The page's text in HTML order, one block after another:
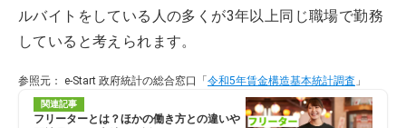
ルバイトをしている人の多くが3年以上同じ職場で勤務
していると考えられます。
参照元： e-Start 政府統計の総合窓口「 令和5年賃金構造基本統計調査 」
関連記事
フリーターとは？ほかの働き方との違いや